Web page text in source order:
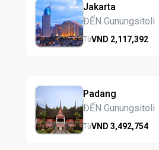
Jakarta
ĐẾN Gunungsitoli
TừVND 2,117,392
Padang
ĐẾN Gunungsitoli
TừVND 3,492,754